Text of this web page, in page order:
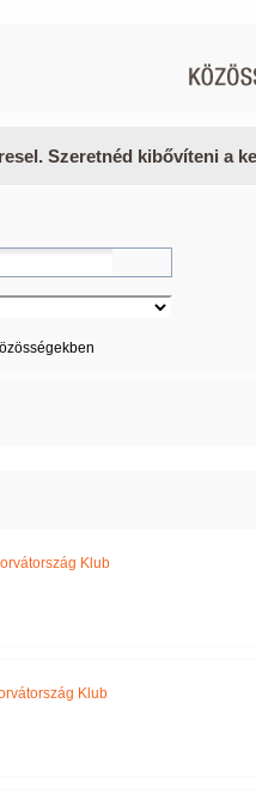
Szeretnéd kibővíteni a
Klub
Klub